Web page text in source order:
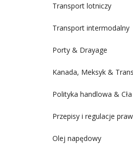
Transport lotniczy
Transport intermodalny
Porty & Drayage
Kanada, Meksyk &
Polityka handlowa & Cła
Przepisy i regulacje
Olej napędowy